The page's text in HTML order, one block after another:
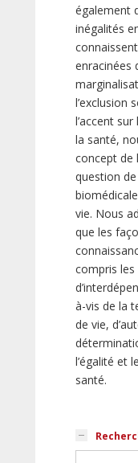
également
inégalités
enracinées
l’exclusion
l’accent
la santé,
concept de
question
vie. Nous
que les
compris
à-vis de la
de vie,
l’égalité et
santé.